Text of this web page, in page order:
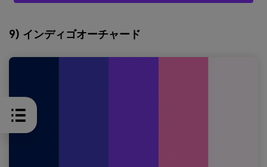
9) インディゴオーチャード